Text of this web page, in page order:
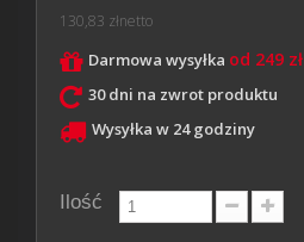
130,83 złnetto
Darmowa wysyłka od 249 zł
30 dni na zwrot produktu
Wysyłka w 24 godziny
Ilość